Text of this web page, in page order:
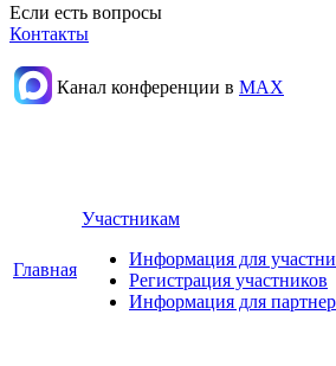
Если есть вопросы
Контакты
Канал конференции в МАХ
Главная
Участникам
Информация для
Регистрация участников
Информация для